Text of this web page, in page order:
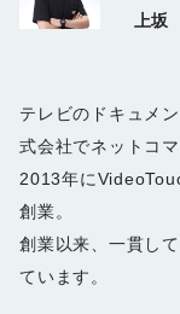
上
テレビのドキュメ
式会社でネットコ
2013年に
創業。
創業以来、一貫し
ています。